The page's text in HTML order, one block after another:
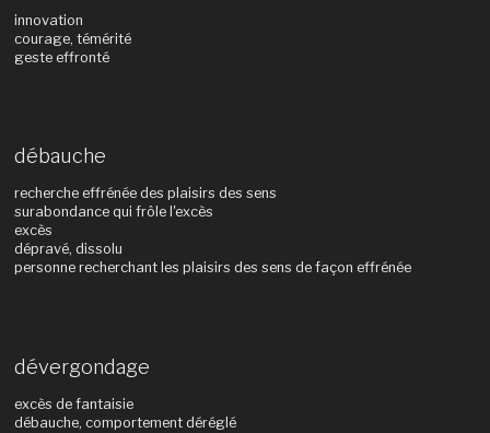
innovation
courage, témérité
geste effronté
débauche
recherche effrénée des plaisirs des sens
surabondance qui frôle l'excès
excès
dépravé, dissolu
personne recherchant les plaisirs des sens de façon effrénée
dévergondage
excès de fantaisie
débauche, comportement déréglé